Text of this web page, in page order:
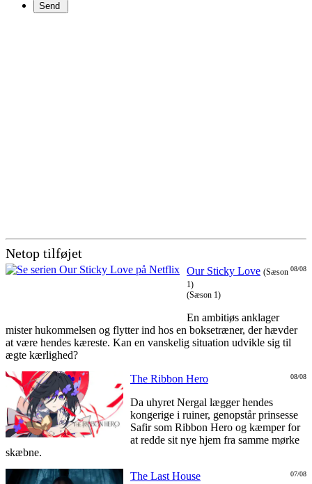
Netop tilføjet
08/08
Our Sticky Love (Sæson
1)
(Sæson 1)
En ambitiøs anklager
mister hukommelsen og flytter ind hos en boksetræner, der hævder
at være hendes kæreste. Kan en vanskelig situation udvikle sig til
ægte kærlighed?
08/08
The Ribbon Hero
Da uhyret Nergal lægger hendes
kongerige i ruiner, genopstår prinsesse
Safir som Ribbon Hero og kæmper for
at redde sit nye hjem fra samme mørke
skæbne.
07/08
The Last House